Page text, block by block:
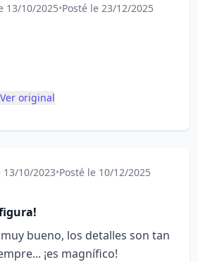
13/10/2025•Posté le 23/12/2025
original
10/2023•Posté le 10/12/2025
bueno, los detalles son tan
¡es magnífico!